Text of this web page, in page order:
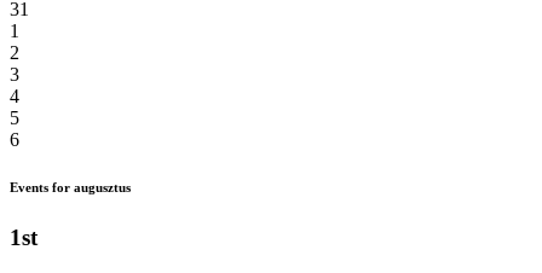
31
1
2
3
4
5
6
Events for augusztus
1st